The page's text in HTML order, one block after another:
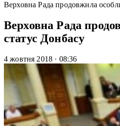
Верховна Рада продовжила
Верховна Рада
статус Донбасу
4 жовтня 2018 · 08:36